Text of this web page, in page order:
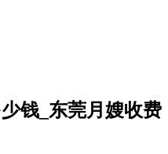
钱_东莞月嫂收费